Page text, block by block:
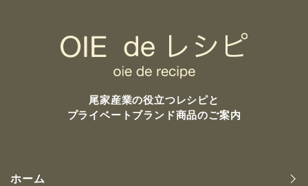
尾家産業の役立つレシピと
プライベートブランド商品のご案内
ホーム